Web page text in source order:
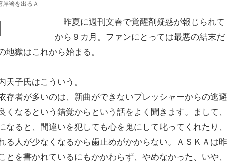
岸署を出るＡ
昨夏に週刊文春で覚醒剤疑惑が報じられて
から９カ月。ファンにとっては最悪の結末だ
地獄はこれから始まる。
子氏はこういう。
存者が多いのは、新曲ができないプレッシャーからの逃避
くなるという錯覚からという話をよく聞きます。まして、
なると、間違いを犯しても心を鬼にして叱ってくれたり、
る人が少なくなるから歯止めがかからない。ＡＳＫＡは昨
とを書かれているにもかかわらず、やめなかった、いや、